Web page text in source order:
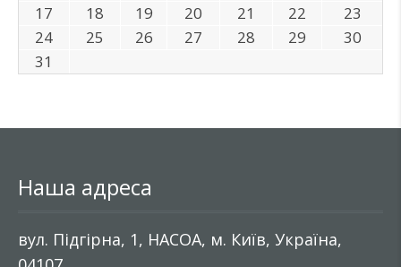
17
18 19 20 21 22
23
24
25 26 27 28 29
30
31
Наша адреса
вул. Підгірна, 1, НАСОА, м. Київ, Україна,